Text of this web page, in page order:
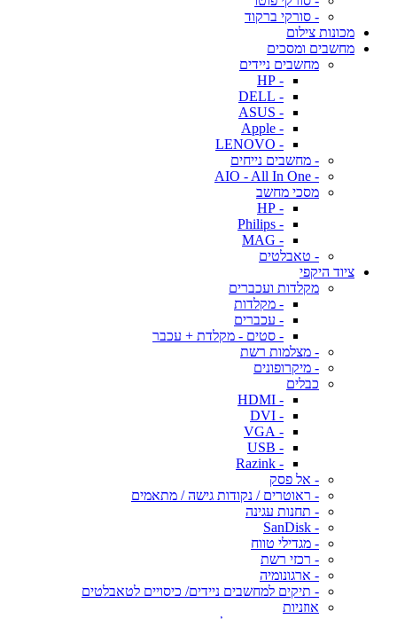
- סורקי ברקוד
מכונות צילום
מחשבים ומסכים
מחשבים ניידים
- HP
- DELL
- ASUS
- Apple
- LENOVO
- מחשבים נייחים
- AIO - All In One
מסכי מחשב
- HP
- Philips
- MAG
- טאבלטים
ציוד היקפי
מקלדות ועכברים
- מקלדות
- עכברים
- סטים - מקלדת + עכבר
- מצלמות רשת
- מיקרופונים
כבלים
- HDMI
- DVI
- VGA
- USB
- Razink
- אל פסק
- ראוטרים / נקודות גישה / מתאמים
- תחנות עגינה
- SanDisk
- מגדילי טווח
- רכזי רשת
- ארגונומיה
- תיקים למחשבים ניידים/ כיסויים לטאבלטים
אוזניות